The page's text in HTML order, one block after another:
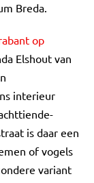
Breda.
op
Elshout van
interieur
is daar een
of vogels
variant